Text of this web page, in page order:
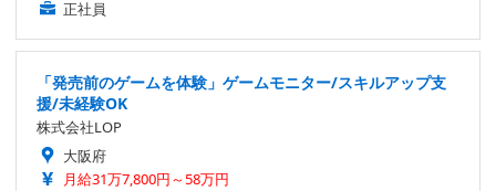
正社員
「発売前のゲームを体験」ゲームモニター/スキルアップ支
援/未経験OK
株式会社LOP
大阪府
月給31万7,800円～58万円